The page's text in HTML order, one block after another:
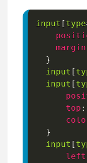
input [ type
}
input [
  input
[
top :
}
input [
left